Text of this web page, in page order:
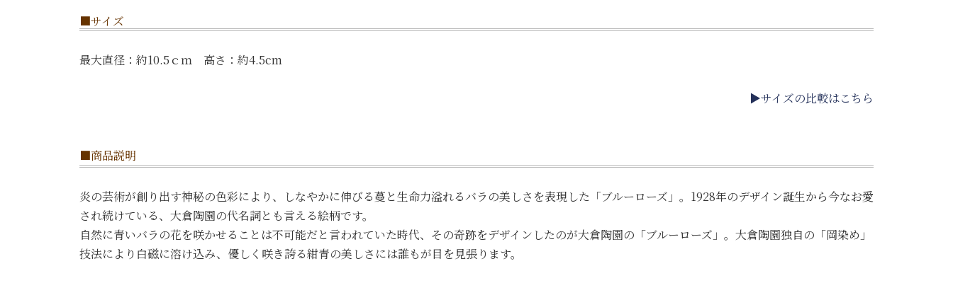
■サイズ
最大直径：約10.5ｃｍ 高さ：約4.5cm
▶サイズの比較はこちら
■商品説明
炎の芸術が創り出す神秘の色彩により、しなやかに伸びる蔓と生命力溢れるバラの美しさを表現した「ブルーローズ」。1928年のデザイン誕生から今なお愛
され続けている、大倉陶園の代名詞とも言える絵柄です。
自然に青いバラの花を咲かせることは不可能だと言われていた時代、その奇跡をデザインしたのが大倉陶園の「ブルーローズ」。大倉陶園独自の「岡染め」
技法により白磁に溶け込み、優しく咲き誇る紺青の美しさには誰もが目を見張ります。